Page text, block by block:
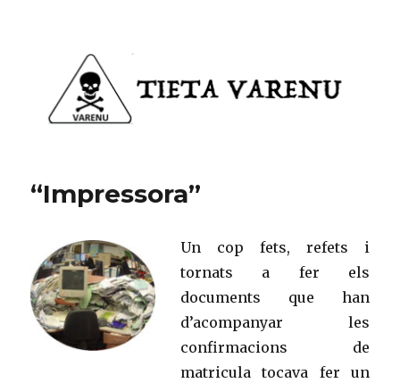
Tieta Varenu
“Impressora”
Un cop fets, refets i
tornats a fer els
documents que han
d’acompanyar les
confirmacions de
matricula tocava fer un